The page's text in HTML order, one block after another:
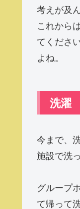
考えが及
これから
てくださ
よね。
洗濯
今まで、
施設で洗
グループ
て帰って